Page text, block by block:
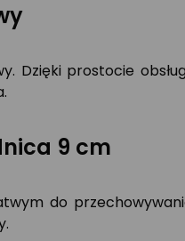
Dzięki prostocie
9 cm
do